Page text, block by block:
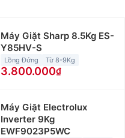
Máy Giặt Sharp 8.5Kg ES-
Y85HV-S
Lồng Đứng Từ 8-9Kg
3.800.000
Máy Giặt Electrolux
Inverter 9Kg
EWF9023P5WC